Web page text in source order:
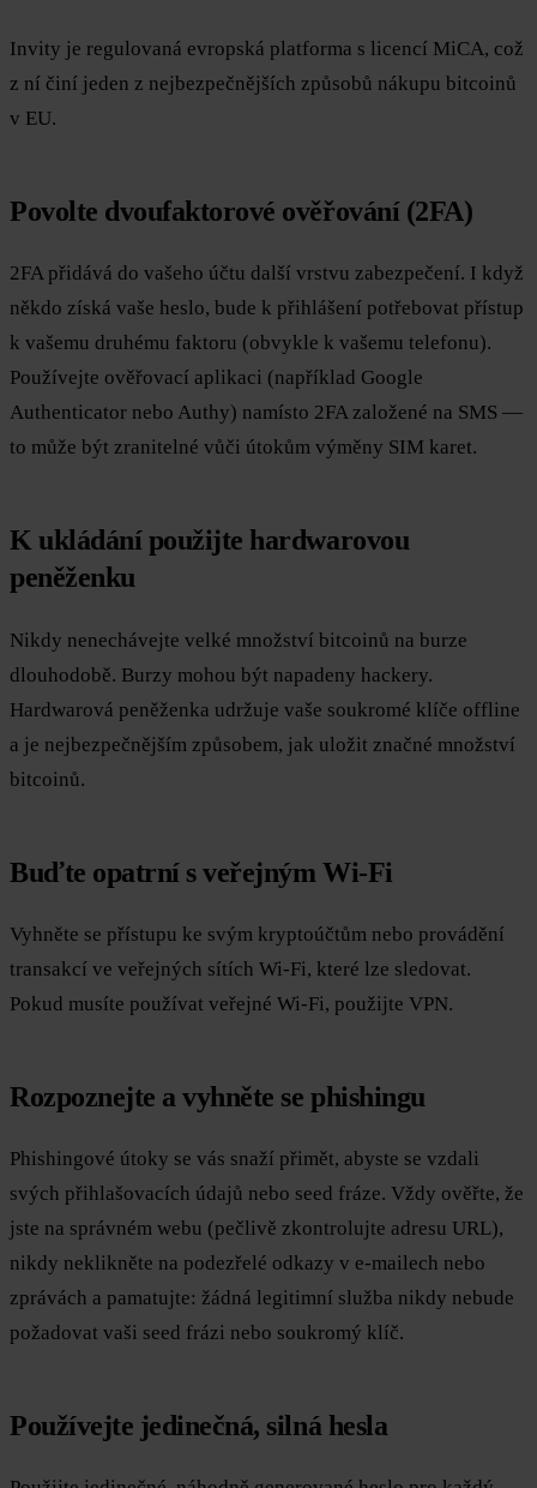
Invity je regulovaná evropská platforma s licencí MiCA, což
z ní činí jeden z nejbezpečnějších způsobů nákupu bitcoinů
v EU.
Povolte dvoufaktorové ověřování (2FA)
2FA přidává do vašeho účtu další vrstvu zabezpečení. I když
někdo získá vaše heslo, bude k přihlášení potřebovat přístup
k vašemu druhému faktoru (obvykle k vašemu telefonu).
Používejte ověřovací aplikaci (například Google
Authenticator nebo Authy) namísto 2FA založené na SMS —
to může být zranitelné vůči útokům výměny SIM karet.
K ukládání použijte hardwarovou
peněženku
Nikdy nenechávejte velké množství bitcoinů na burze
dlouhodobě. Burzy mohou být napadeny hackery.
Hardwarová peněženka udržuje vaše soukromé klíče offline
a je nejbezpečnějším způsobem, jak uložit značné množství
bitcoinů.
Buďte opatrní s veřejným Wi-Fi
Vyhněte se přístupu ke svým kryptoúčtům nebo provádění
transakcí ve veřejných sítích Wi-Fi, které lze sledovat.
Pokud musíte používat veřejné Wi-Fi, použijte VPN.
Rozpoznejte a vyhněte se phishingu
Phishingové útoky se vás snaží přimět, abyste se vzdali
svých přihlašovacích údajů nebo seed fráze. Vždy ověřte, že
jste na správném webu (pečlivě zkontrolujte adresu URL),
nikdy neklikněte na podezřelé odkazy v e-mailech nebo
zprávách a pamatujte: žádná legitimní služba nikdy nebude
požadovat vaši seed frázi nebo soukromý klíč.
Používejte jedinečná, silná hesla